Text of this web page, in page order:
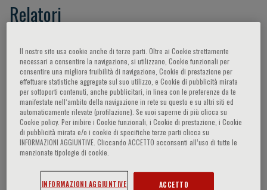
Relatori
Carolyn,Cecchi Franco, Van der Velden
Jolanda,Yacoub Magdi,Pantazis Antonis,
Ferrantini Cecilia,Girolami Francesca,Pieroni
Maurizio,Coppini Raffaele,Ware James,
Michels Michelle,Cook Stuart,Bogaert Jan,O
Regan Declan,Trayanova Natalia,Tayal
Upasana,Mazzarotto Francesco,
Whiffin Nicky,Sacconi Leonardo,
Antonio,Maurizi Niccolò
Il nostro sito usa cookie anche di terze parti. Oltre ai Cookie strettamente
necessari a consentire la navigazione, si utilizzano, Cookie funzionali per
consentire una migliore fruibilità di navigazione, Cookie di prestazione per
effettuare statistiche aggregate sul suo utilizzo, e Cookie di pubblicità mirata
per sottoporti contenuti, anche pubblicitari, in linea con le preferenze da te
manifestate nell‘ambito della navigazione in rete su questo e su altri siti ed
automaticamente rilevate (profilazione). Se vuoi saperne di più clicca su
Cookie policy. Per inibire i Cookie funzionali, i Cookie di prestazione, i Cookie
di pubblicità mirata e/o i cookie di specifiche terze parti clicca su
INFORMAZIONI AGGIUNTIVE. Cliccando ACCETTO acconsenti all’uso di tutte le
menzionate tipologie di cookie.
INFORMAZIONI AGGIUNTIVE ACCETTO